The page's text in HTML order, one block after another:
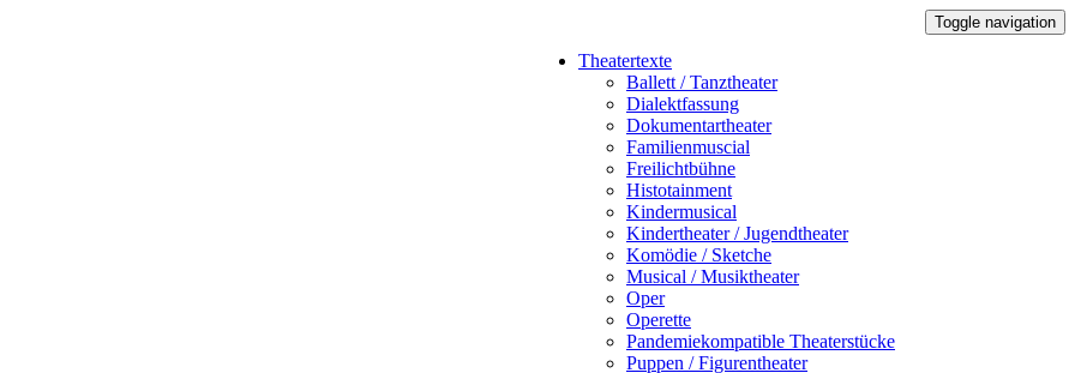
Toggle navigation
Theatertexte
Ballett / Tanztheater
Dialektfassung
Dokumentartheater
Familienmuscial
Freilichtbühne
Histotainment
Kindermusical
Kindertheater / Jugendtheater
Komödie / Sketche
Musical / Musiktheater
Oper
Operette
Pandemiekompatible Theaterstücke
Puppen / Figurentheater